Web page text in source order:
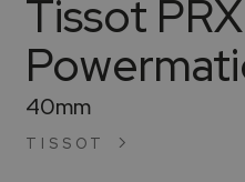
TISSOT
Tissot PRX
40mm